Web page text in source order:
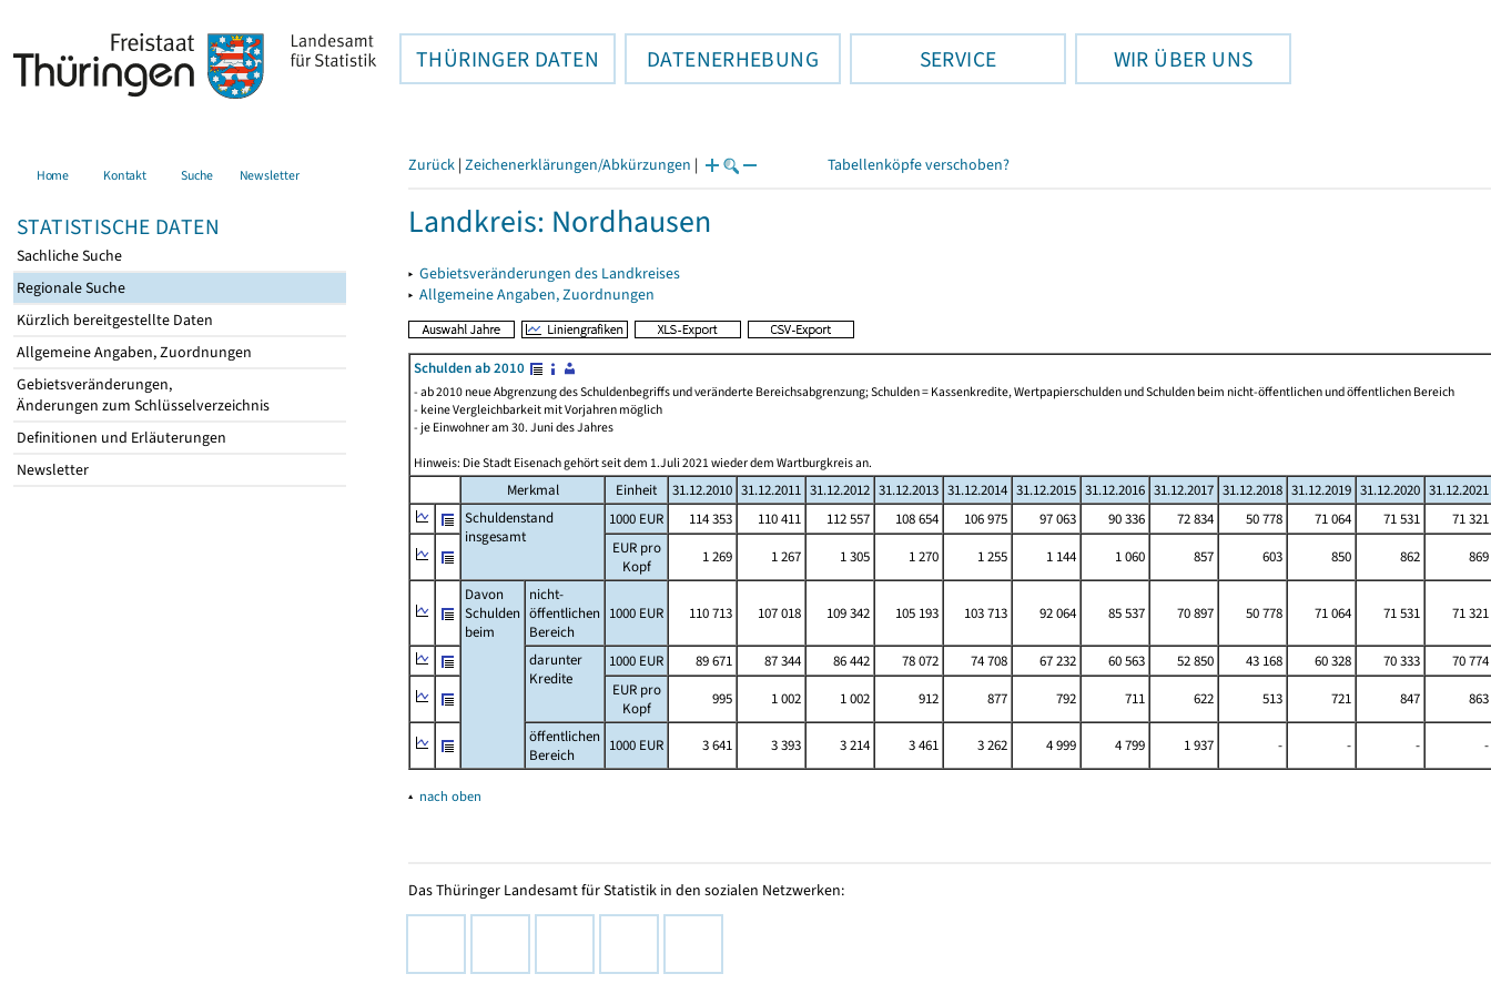
THÜRINGER DATEN DATENERHEBUNG SERVICE WIR ÜBER UNS
Home Kontakt Suche Newsletter
STATISTISCHE DATEN
Sachliche Suche
Regionale Suche
Kürzlich bereitgestellte Daten
Allgemeine Angaben, Zuordnungen
Gebietsveränderungen,
Änderungen zum Schlüsselverzeichnis
Definitionen und Erläuterungen
Newsletter
Zurück | Zeichenerklärungen/Abkürzungen | Tabellenköpfe verschoben?
Landkreis: Nordhausen
▸ Gebietsveränderungen des Landkreises
▸ Allgemeine Angaben, Zuordnungen
Schulden ab 2010
- ab 2010 neue Abgrenzung des Schuldenbegriffs und veränderte Bereichsabgrenzung; Schulden = Kassenkredite, Wertpapierschulden und Schulden beim nicht-öffentlichen und öffentlichen Bereich
- keine Vergleichbarkeit mit Vorjahren möglich
- je Einwohner am 30. Juni des Jahres
Hinweis: Die Stadt Eisenach gehört seit dem 1.Juli 2021 wieder dem Wartburgkreis an.
Merkmal Einheit 31.12.2010 31.12.2011 31.12.2012 31.12.2013 31.12.2014 31.12.2015 31.12.2016 31.12.2017 31.12.2018 31.12.2019 31.12.2020 31.12.2021
Schuldenstand
insgesamt
1000 EUR 114 353 110 411 112 557 108 654 106 975 97 063 90 336 72 834 50 778 71 064 71 531
71 321
EUR pro
Kopf
1 269 1 267 1 305 1 270 1 255 1 144 1 060 857 603 850 862
869
Davon
Schulden
beim
nicht-
öffentlichen
Bereich
1000 EUR 110 713 107 018 109 342 105 193 103 713 92 064 85 537 70 897 50 778 71 064 71 531 71 321
darunter
Kredite
1000 EUR 89 671 87 344 86 442 78 072 74 708 67 232 60 563 52 850 43 168 60 328 70 333
70 774
EUR pro
Kopf
995 1 002 1 002 912 877 792 711 622 513 721 847
863
öffentlichen
Bereich
1000 EUR 3 641 3 393 3 214 3 461 3 262 4 999 4 799 1 937 - - - -
▴ nach oben
Das Thüringer Landesamt für Statistik in den sozialen Netzwerken: